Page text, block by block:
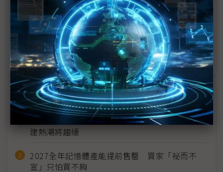
折疊面板龍頭不讓位 SDC有望獨供首批折疊iPhone
SDC營收跌破30兆韓元 1Q25展望保守盼「平」添
亮點
近７天熱門報導
MLCC訂單過熱、出貨比創高 村田示警全球AI基
建熱潮將趨緩
2027全年記憶體產能提前售罄 買家「祕而不
宣」只怕買不夠